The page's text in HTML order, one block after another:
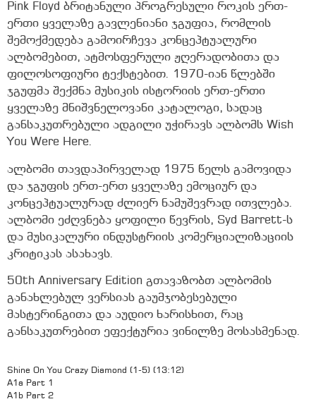
Pink Floyd ბრიტანული პროგრესული როკის ერთ-
ერთი ყველაზე გავლენიანი ჯგუფია, რომლის
შემოქმედება გამოირჩევა კონცეპტუალური
ალბომებით, ატმოსფერული ჟღერადობითა და
ფილოსოფიური ტექსტებით. 1970-იან წლებში
ჯგუფმა შექმნა მუსიკის ისტორიის ერთ-ერთი
ყველაზე მნიშვნელოვანი კატალოგი, სადაც
განსაკუთრებული ადგილი უჭირავს ალბომს Wish
You Were Here.
ალბომი თავდაპირველად 1975 წელს გამოვიდა
და ჯგუფის ერთ-ერთ ყველაზე ემოციურ და
კონცეპტუალურად ძლიერ ნამუშევრად ითვლება.
ალბომი ეძღვნება ყოფილი წევრის, Syd Barrett-ს
და მუსიკალური ინდუსტრიის კომერციალიზაციის
კრიტიკას ასახავს.
50th Anniversary Edition გთავაზობთ ალბომის
განახლებულ ვერსიას გაუმჯობესებული
მასტერინგითა და აუდიო ხარისხით, რაც
განსაკუთრებით ეფექტურია ვინილზე მოსასმენად.
Shine On You Crazy Diamond (1-5) (13:12)
A1a Part 1
A1b Part 2